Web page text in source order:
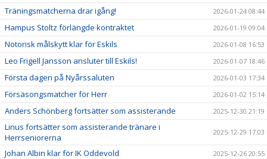
Träningsmatcherna drar igång! 2026-01-24 08:44
Hampus Stoltz förlängde kontraktet 2026-01-19 09:04
Notorisk målskytt klar för Eskils 2026-01-08 16:53
Leo Frigell Jansson ansluter till Eskils! 2026-01-07 18:46
Första dagen på Nyårssaluten 2026-01-03 17:34
Försäsongsmatcher för Herr 2026-01-02 15:14
Anders Schönberg fortsätter som assisterande 2025-12-30 21:19
Linus fortsätter som assisterande tränare i
Herrseniorerna
2025-12-29 17:03
Johan Albin klar för IK Oddevold 2025-12-26 20:55